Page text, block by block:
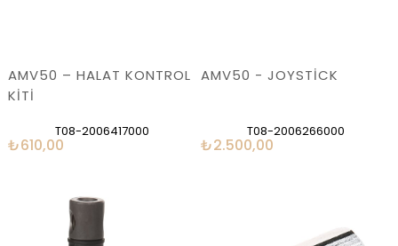
AMV50 – HALAT KONTROL
KİTİ
T08-2006417000
₺610,00
AMV50 - JOYSTİCK
T08-2006266000
₺2.500,00